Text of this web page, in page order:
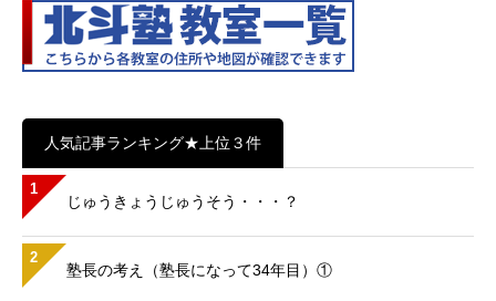
人気記事ランキング★上位３件
1
じゅうきょうじゅうそう・・・？
2
塾長の考え（塾長になって34年目）①